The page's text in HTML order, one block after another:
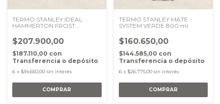
TERMO STANLEY IDEAL
HAMMERTON FROST
$207.900,00
$187.110,00 con
Transferencia o depósito
6 x $34.650,00 sin interés
TERMO STANLEY MATE -
SYSTEM VERDE 800 ml
$160.650,00
$144.585,00 con
Transferencia o depósito
6 x $26.775,00 sin interés